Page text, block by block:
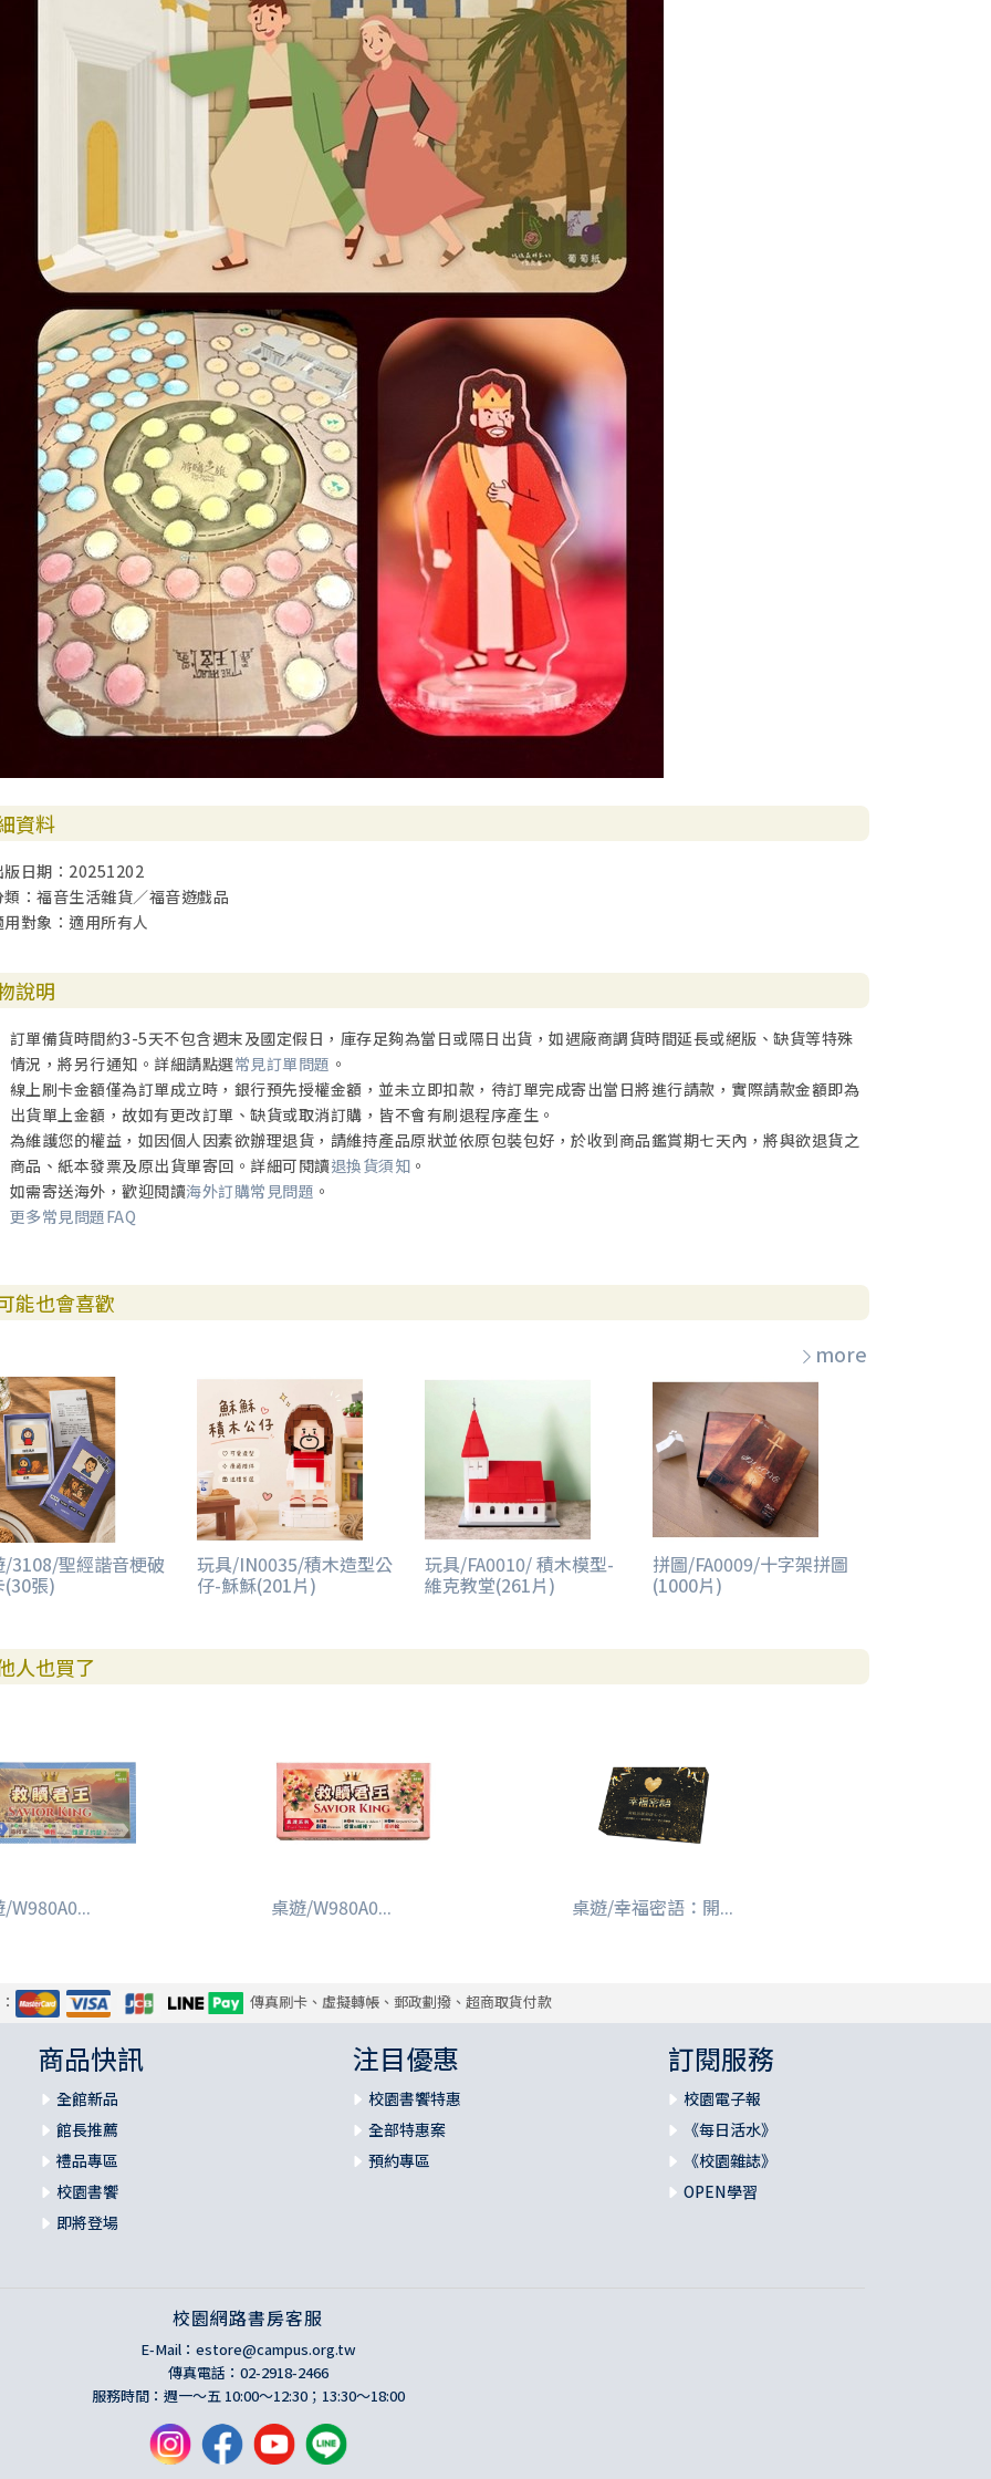
資料
版日期：20251202
類：福音生活雜貨／福音遊戲品
用對象：適用所有人
說明
訂單備貨時間約3-5天不包含週末及國定假日，庫存足夠為當日或隔日出貨，如遇廠商調貨時間延長或絕版、缺貨等特殊
情況，將另行通知。詳細請點選常見訂單問題 。
線上刷卡金額僅為訂單成立時，銀行預先授權金額，並未立即扣款，待訂單完成寄出當日將進行請款，實際請款金額即為
出貨單上金額，故如有更改訂單、缺貨或取消訂購，皆不會有刷退程序產生。
為維護您的權益，如因個人因素欲辦理退貨，請維持產品原狀並依原包裝包好，於收到商品鑑賞期七天內，將與欲退貨之
商品、紙本發票及原出貨單寄回。詳細可閱讀退換貨須知 。
如需寄送海外，歡迎閱讀海外訂購常見問題 。
更多常見問題FAQ
能也會喜歡
more
/3108/聖經諧音梗破
(30張)
玩具/IN0035/積木造型公
仔-穌穌(201片)
玩具/FA0010/ 積木模型-
維克教堂(261片)
拼圖/FA0009/十字架拼圖
(1000片)
人也買了
W980A0... 桌遊/W980A0... 桌遊/幸福密語：開...
傳真刷卡、虛擬轉帳、郵政劃撥、超商取貨付款
商品快訊
全館新品
館長推薦
禮品專區
校園書饗
即將登場
注目優惠
校園書饗特惠
全部特惠案
預約專區
訂閱服務
校園電子報
《每日活水》
《校園雜誌》
OPEN學習
校園網路書房客服
E-Mail： estore@campus.org.tw
傳真電話：02-2918-2466
服務時間：週一～五 10:00～12:30；13:30～18:00